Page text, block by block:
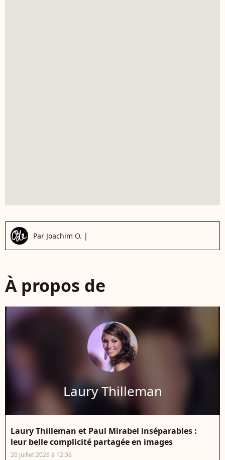
Par Joachim O. |
À propos de
Laury Thilleman
Laury Thilleman et Paul Mirabel inséparables :
leur belle complicité partagée en images
20 juillet 2026 à 12:36